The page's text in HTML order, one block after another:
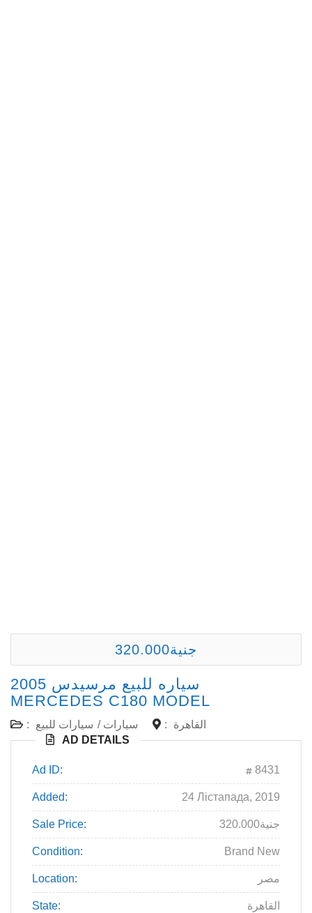
320.000جنية
سياره للبيع مرسيدس 2005
MERCEDES C180 MODEL
: سيارات / سيارات للبيع :
القاهرة
AD DETAILS
Ad ID: 8431
Added: 24 Лістапада, 2019
Sale Price: 320.000جنية
Condition: Brand New
Location: مصر
State: القاهرة